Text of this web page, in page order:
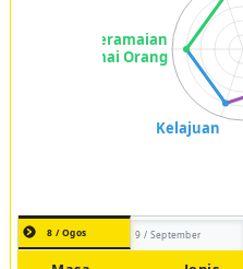
8 / Ogos 9 / September